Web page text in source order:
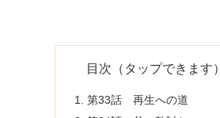
目次（タップできます）
第33話 再生への道